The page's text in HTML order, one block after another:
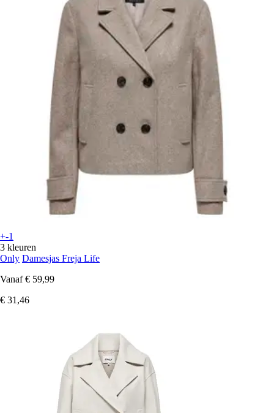
+-1
3 kleuren
Only Damesjas Freja Life
Vanaf € 59,99
€ 31,46